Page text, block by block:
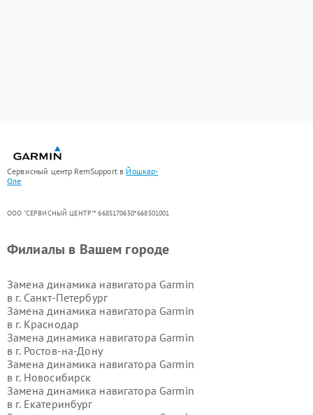
Сервисный центр RemSupport в Йошкар-
Оле
ООО "СЕРВИСНЫЙ ЦЕНТР"* 6685170650*668501001
Филиалы в Вашем городе
Замена динамика навигатора Garmin
в г. Санкт-Петербург
Замена динамика навигатора Garmin
в г. Краснодар
Замена динамика навигатора Garmin
в г. Ростов-на-Дону
Замена динамика навигатора Garmin
в г. Новосибирск
Замена динамика навигатора Garmin
в г. Екатеринбург